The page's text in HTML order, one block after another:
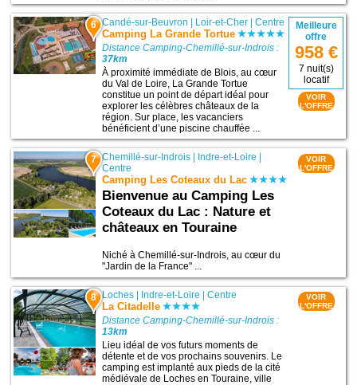
6 Candé-sur-Beuvron | Loir-et-Cher |Centre
Camping La Grande Tortue
Distance Camping-Chemillé-sur-Indrois :
37km
À proximité immédiate de Blois, au cœur
du Val de Loire, La Grande Tortue
constitue un point de départ idéal pour
explorer les célèbres châteaux de la
région. Sur place, les vacanciers
bénéficient d’une piscine chauffée ...
Meilleure
offre
958 €
7 nuit(s)
locatif
VOIR
L'OFFRE
7 Chemillé-sur-Indrois Indre-et-Loire
Centre
Camping Les Coteaux du Lac
Bienvenue au Camping Les
Coteaux du Lac : Nature et
châteaux en Touraine
Niché à Chemillé-sur-Indrois, au cœur du
"Jardin de la France" ...
VOIR
L'OFFRE
8 Loches Indre-et-Loire |Centre
La Citadelle
Distance Camping-Chemillé-sur-Indrois :
13km
Lieu idéal de vos futurs moments de
détente et de vos prochains souvenirs. Le
camping est implanté aux pieds de la cité
médiévale de Loches en Touraine, ville
VOIR
L'OFFRE